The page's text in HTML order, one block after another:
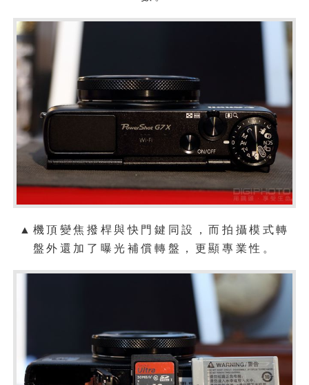
▲機頂變焦撥桿與快門鍵同設，而拍攝模式轉
盤外還加了曝光補償轉盤，更顯專業性。